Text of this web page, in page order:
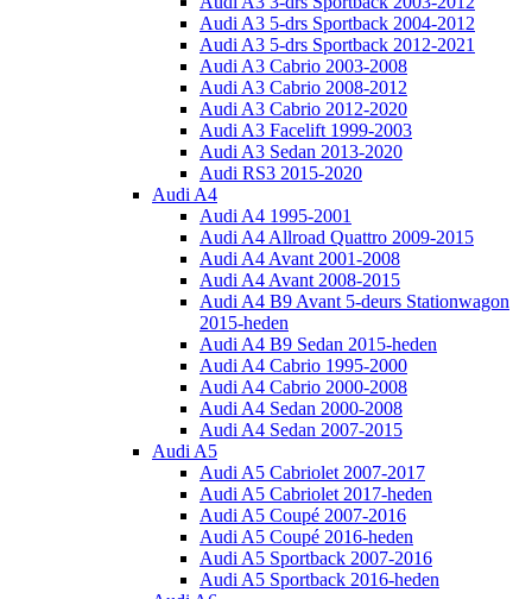
Audi A3 5-drs Sportback 2004-2012
Audi A3 5-drs Sportback 2012-2021
Audi A3 Cabrio 2003-2008
Audi A3 Cabrio 2008-2012
Audi A3 Cabrio 2012-2020
Audi A3 Facelift 1999-2003
Audi A3 Sedan 2013-2020
Audi RS3 2015-2020
Audi A4
Audi A4 1995-2001
Audi A4 Allroad Quattro 2009-2015
Audi A4 Avant 2001-2008
Audi A4 Avant 2008-2015
Audi A4 B9 Avant 5-deurs Stationwagon
2015-heden
Audi A4 B9 Sedan 2015-heden
Audi A4 Cabrio 1995-2000
Audi A4 Cabrio 2000-2008
Audi A4 Sedan 2000-2008
Audi A4 Sedan 2007-2015
Audi A5
Audi A5 Cabriolet 2007-2017
Audi A5 Cabriolet 2017-heden
Audi A5 Coupé 2007-2016
Audi A5 Coupé 2016-heden
Audi A5 Sportback 2007-2016
Audi A5 Sportback 2016-heden